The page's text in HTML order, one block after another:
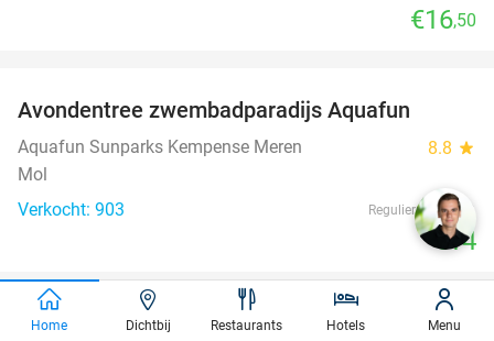
€16,50
Avondentree zwembadparadijs Aquafun
Aquafun Sunparks Kempense Meren 8.8 star
Mol
Verkocht: 903
Regulier €18
€14
favorite_border
Entree voor 'De schatten van Toetanchamon' in
Home Dichtbij Restaurants Hotels Menu